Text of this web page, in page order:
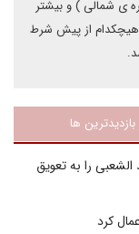
ی شمالی ) و بیشتر
هیچکدام از پیش شرط
بازدیدترین ها
را به تعویق
کرد